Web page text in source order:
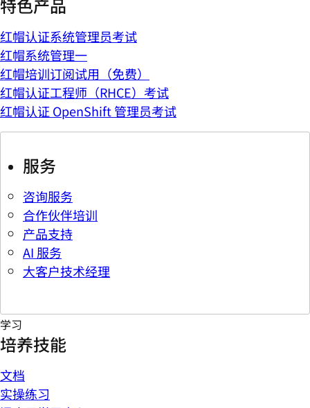
特色产品
红帽认证系统管理员考试
红帽系统管理一
红帽培训订阅试用（免费）
红帽认证工程师（RHCE）考试
红帽认证 OpenShift 管理员考试
服务
咨询服务
合作伙伴培训
产品支持
AI 服务
大客户技术经理
学习
培养技能
文档
实操练习